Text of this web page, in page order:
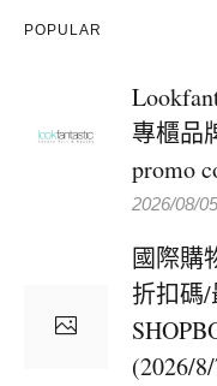
POPULAR
專櫃品
promo
2026/08/05
國際購
折扣碼/
(2026/